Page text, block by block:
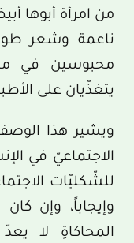
من امرأة أبوها
ناعمة وشعر
محبوسين في
يتغذّيان على
ويشير هذا
الاجتماعيّ في
للشّكليّات
وإيجاباً، وإن
المحاكاةِ لا